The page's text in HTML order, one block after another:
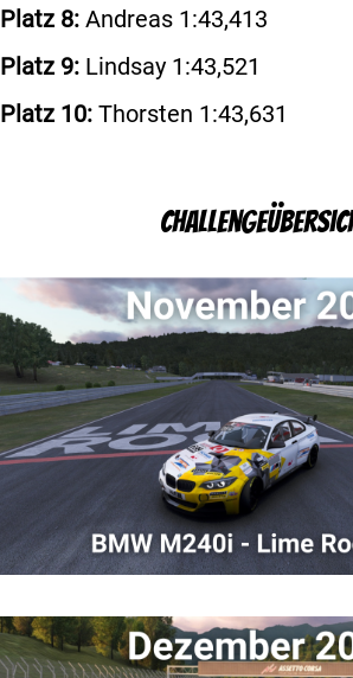
Platz 8: Andreas 1:43,413
Platz 9: Lindsay 1:43,521
Platz 10: Thorsten 1:43,631